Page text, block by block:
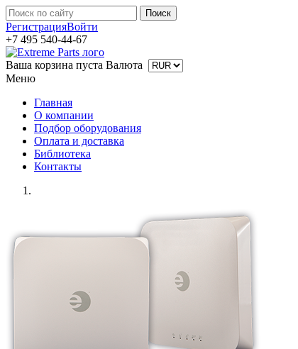
РегистрацияВойти
+7 495 540-44-67
Ваша корзина пуста Валюта
Меню
Главная
О компании
Подбор оборудования
Оплата и доставка
Библиотека
Контакты